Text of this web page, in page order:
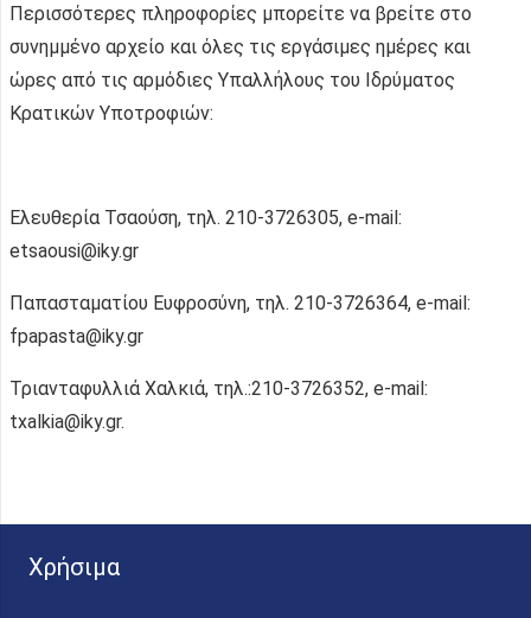
Περισσότερες πληροφορίες μπορείτε να βρείτε στο
συνημμένο αρχείο και όλες τις εργάσιμες ημέρες και
ώρες από τις αρμόδιες Υπαλλήλους του Ιδρύματος
Κρατικών Υποτροφιών:
Ελευθερία Τσαούση, τηλ. 210-3726305, e-mail:
etsaousi@iky.gr
Παπασταματίου Ευφροσύνη, τηλ. 210-3726364, e-mail:
fpapasta@iky.gr
Τριανταφυλλιά Χαλκιά, τηλ.:210-3726352, e-mail:
txalkia@iky.gr.
Χρήσιμα